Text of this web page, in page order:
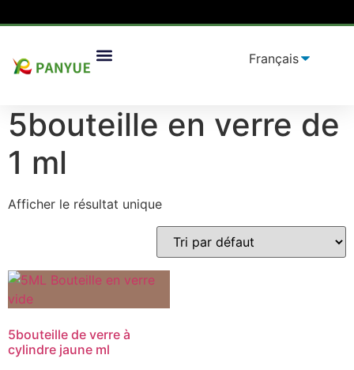
Maison/produit/ Produits identifiés "5bouteille en
5bouteille en verre de
1 ml
Afficher le résultat unique
5bouteille de verre à
cylindre jaune ml